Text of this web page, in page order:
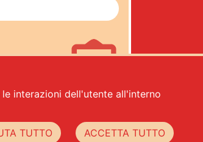
Datacode
interazioni dell'utente all'interno
TUTTO ACCETTA TUTTO